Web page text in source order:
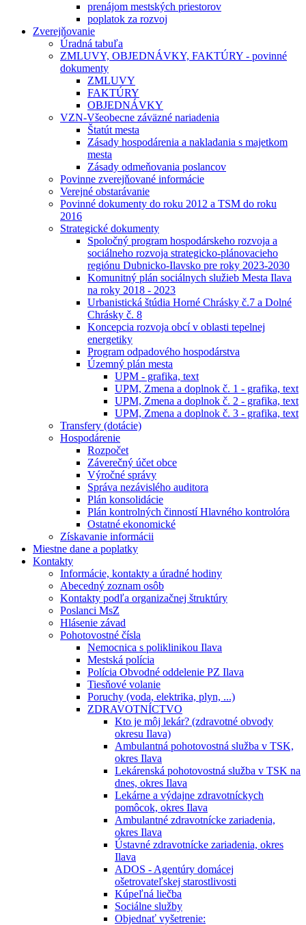
prenájom mestských priestorov
poplatok za rozvoj
Zverejňovanie
Úradná tabuľa
ZMLUVY, OBJEDNÁVKY, FAKTÚRY - povinné
dokumenty
ZMLUVY
FAKTÚRY
OBJEDNÁVKY
VZN-Všeobecne záväzné nariadenia
Štatút mesta
Zásady hospodárenia a nakladania s majetkom
mesta
Zásady odmeňovania poslancov
Povinne zverejňované informácie
Verejné obstarávanie
Povinné dokumenty do roku 2012 a TSM do roku
2016
Strategické dokumenty
Spoločný program hospodárskeho rozvoja a
sociálneho rozvoja strategicko-plánovacieho
regiónu Dubnicko-Ilavsko pre roky 2023-2030
Komunitný plán sociálnych služieb Mesta Ilava
na roky 2018 - 2023
Urbanistická štúdia Horné Chrásky č.7 a Dolné
Chrásky č. 8
Koncepcia rozvoja obcí v oblasti tepelnej
energetiky
Program odpadového hospodárstva
Územný plán mesta
UPM - grafika, text
UPM, Zmena a doplnok č. 1 - grafika, text
UPM, Zmena a doplnok č. 2 - grafika, text
UPM, Zmena a doplnok č. 3 - grafika, text
Transfery (dotácie)
Hospodárenie
Rozpočet
Záverečný účet obce
Výročné správy
Správa nezávislého auditora
Plán konsolidácie
Plán kontrolných činností Hlavného kontrolóra
Ostatné ekonomické
Získavanie informácii
Miestne dane a poplatky
Kontakty
Informácie, kontakty a úradné hodiny
Abecedný zoznam osôb
Kontakty podľa organizačnej štruktúry
Poslanci MsZ
Hlásenie závad
Pohotovostné čísla
Nemocnica s poliklinikou Ilava
Mestská polícia
Polícia Obvodné oddelenie PZ Ilava
Tiesňové volanie
Poruchy (voda, elektrika, plyn, ...)
ZDRAVOTNÍCTVO
Kto je môj lekár? (zdravotné obvody
okresu Ilava)
Ambulantná pohotovostná služba v TSK,
okres Ilava
Lekárenská pohotovostná služba v TSK na
dnes, okres Ilava
Lekárne a výdajne zdravotníckych
pomôcok, okres Ilava
Ambulantné zdravotnícke zariadenia,
okres Ilava
Ústavné zdravotnícke zariadenia, okres
Ilava
ADOS - Agentúry domácej
ošetrovateľskej starostlivosti
Kúpeľná liečba
Sociálne služby
Objednať vyšetrenie: